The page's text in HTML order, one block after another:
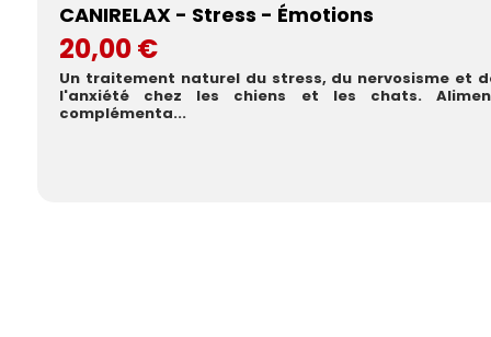
CANIRELAX - Stress - Émotions
20,00 €
Un traitement naturel du stress, du nervosisme et
l'anxiété chez les chiens et les chats.
complémenta...